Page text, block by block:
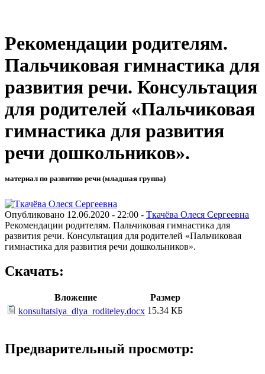
Рекомендации родителям.
Пальчиковая гимнастика для
развития речи. Консультация
для родителей «Пальчиковая
гимнастика для развития
речи дошкольников».
материал по развитию речи (младшая группа)
Опубликовано 12.06.2020 - 22:00 - Ткачёва Олеся Сергеевна
Рекомендации родителям. Пальчиковая гимнастика для
развития речи. Консультация для родителей «Пальчиковая
гимнастика для развития речи дошкольников».
Скачать:
Вложение
Размер
konsultatsiya_dlya_roditeley.docx 15.34 КБ
Предварительный просмотр: